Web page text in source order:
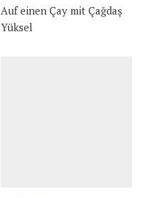
Auf einen Çay mit Çağdaş
Yüksel